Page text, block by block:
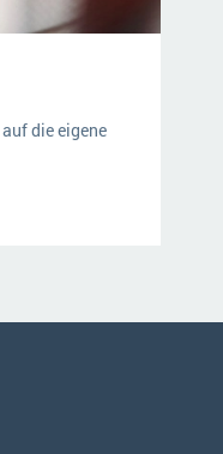
die eigene